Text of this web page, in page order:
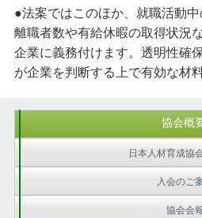
●法案ではこのほか、就職活動中
離職者数や有給休暇の取得状況
企業に義務付けます。透明性確
が企業を判断する上で有効な材
協会概
日本人材育成協
入会のご
協会会